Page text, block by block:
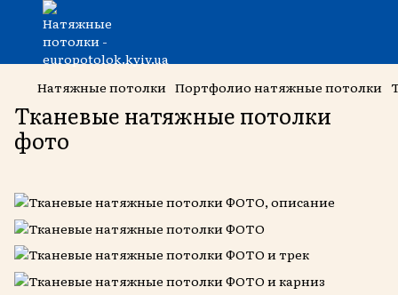
Натяжные потолки Портфолио натяжные потолки
Тканевые натяжные потолки
фото